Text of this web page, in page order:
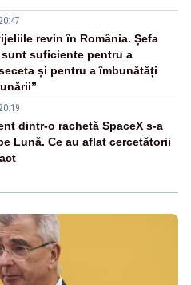
revin în România. Șefa
sunt suficiente pentru a
și pentru a îmbunătăți
dintr-o rachetă SpaceX s-a
Lună. Ce au aflat cercetătorii